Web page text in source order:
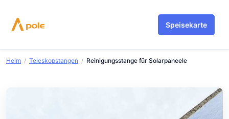
Inhalt
springen
Speisekarte
Heim / Teleskopstangen / Reinigungsstange für Solarpaneele